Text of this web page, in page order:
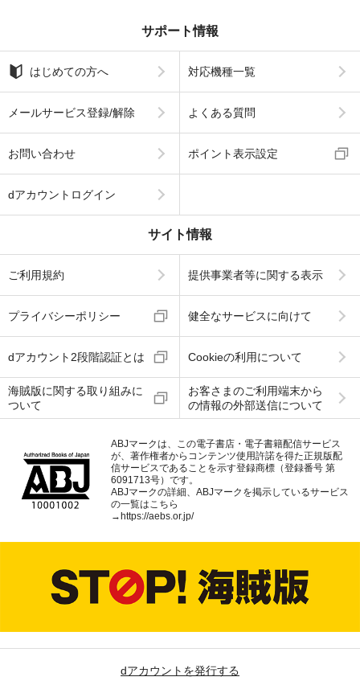
サポート情報
はじめての方へ 対応機種一覧
メールサービス登録/解除 よくある質問
お問い合わせ ポイント表示設定
dアカウントログイン
サイト情報
ご利用規約 提供事業者等に関する表示
プライバシーポリシー 健全なサービスに向けて
dアカウント2段階認証とは Cookieの利用について
海賊版に関する取り組みに
ついて
お客さまのご利用端末から
の情報の外部送信について
ABJマークは、この電子書店・電子書籍配信サービス
が、著作権者からコンテンツ使用許諾を得た正規版配
信サービスであることを示す登録商標（登録番号 第
6091713号）です。
ABJマークの詳細、ABJマークを掲示しているサービス
の一覧はこちら
→ https://aebs.or.jp/
dアカウントを発行する